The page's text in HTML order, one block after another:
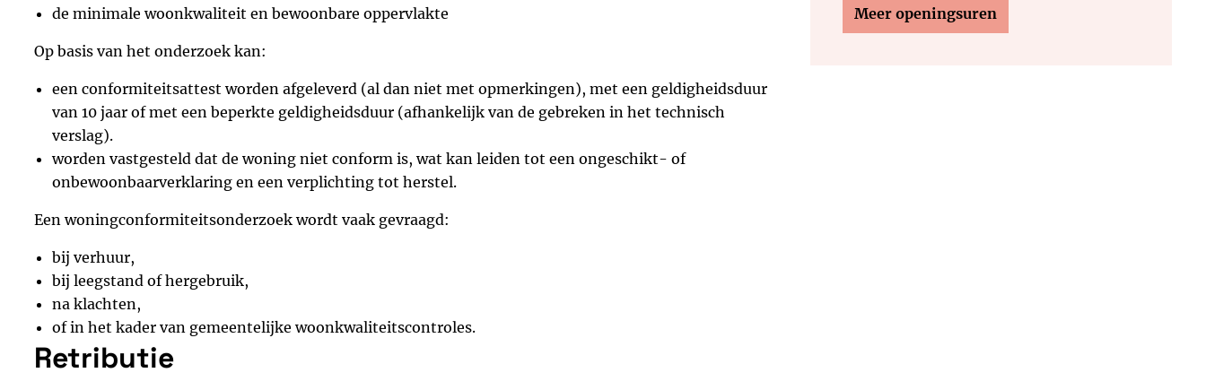
de minimale woonkwaliteit en bewoonbare oppervlakte
Op basis van het onderzoek kan:
een conformiteitsattest worden afgeleverd (al dan niet met opmerkingen), met een geldigheidsduur
van 10 jaar of met een beperkte geldigheidsduur (afhankelijk van de gebreken in het technisch
verslag).
worden vastgesteld dat de woning niet conform is, wat kan leiden tot een ongeschikt- of
onbewoonbaarverklaring en een verplichting tot herstel.
Een woningconformiteitsonderzoek wordt vaak gevraagd:
bij verhuur,
bij leegstand of hergebruik,
na klachten,
of in het kader van gemeentelijke woonkwaliteitscontroles.
Retributie
Meer openingsuren